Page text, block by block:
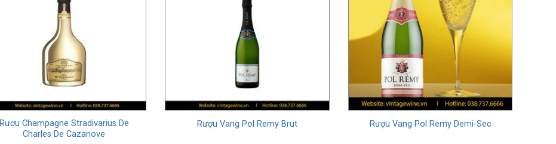
Rượu Champagne Stradivarius De
Charles De Cazanove
Rượu Vang Pol Remy Brut Rượu Vang Pol Remy Demi-Sec